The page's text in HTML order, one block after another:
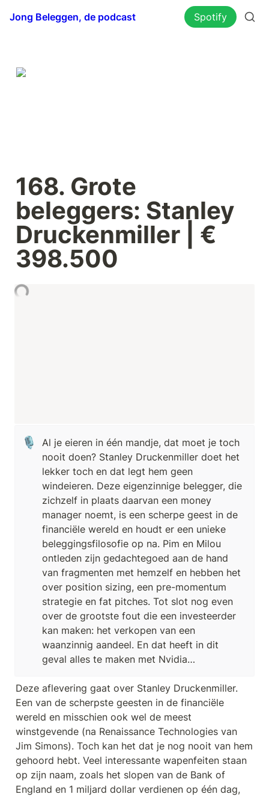
Jong Beleggen, de podcast Spotify
168. Grote
beleggers: Stanley
Druckenmiller | €
398.500
🎙️
Al je eieren in één mandje, dat moet je toch
nooit doen? Stanley Druckenmiller doet het
lekker toch en dat legt hem geen
windeieren. Deze eigenzinnige belegger, die
zichzelf in plaats daarvan een money
manager noemt, is een scherpe geest in de
financiële wereld en houdt er een unieke
beleggingsfilosofie op na. Pim en Milou
ontleden zijn gedachtegoed aan de hand
van fragmenten met hemzelf en hebben het
over position sizing, een pre-momentum
strategie en fat pitches. Tot slot nog even
over de grootste fout die een investeerder
kan maken: het verkopen van een
waanzinnig aandeel. En dat heeft in dit
geval alles te maken met Nvidia…
Deze aflevering gaat over Stanley Druckenmiller.
Een van de scherpste geesten in de financiële
wereld en misschien ook wel de meest
winstgevende (na Renaissance Technologies van
Jim Simons). Toch kan het dat je nog nooit van hem
gehoord hebt. Veel interessante wapenfeiten staan
op zijn naam, zoals het slopen van de Bank of
England en 1 miljard dollar verdienen op één dag,